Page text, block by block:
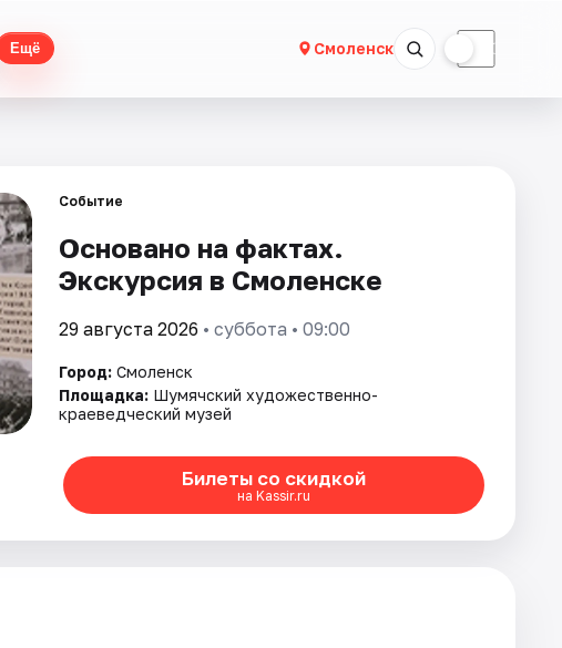
Ещё Смоленск ☾
Событие
Основано на фактах.
Экскурсия в Смоленске
29 августа 2026 • суббота • 09:00
Город: Смоленск
Площадка: Шумячский художественно-
краеведческий музей
Билеты со скидкой
на Kassir.ru